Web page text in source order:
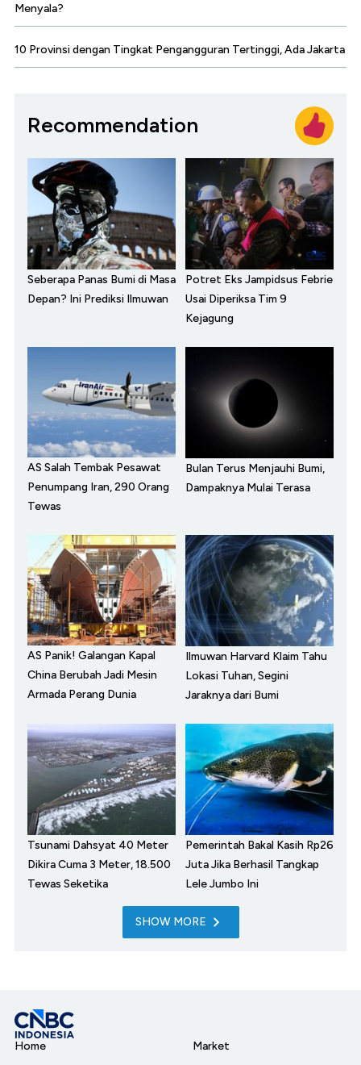
Menyala?
10 Provinsi dengan Tingkat Pengangguran Tertinggi, Ada Jakarta
Recommendation
Seberapa Panas Bumi di Masa
Depan? Ini Prediksi Ilmuwan
Potret Eks Jampidsus Febrie
Usai Diperiksa Tim 9
Kejagung
AS Salah Tembak Pesawat
Penumpang Iran, 290 Orang
Tewas
Bulan Terus Menjauhi Bumi,
Dampaknya Mulai Terasa
AS Panik! Galangan Kapal
China Berubah Jadi Mesin
Armada Perang Dunia
Ilmuwan Harvard Klaim Tahu
Lokasi Tuhan, Segini
Jaraknya dari Bumi
Tsunami Dahsyat 40 Meter
Dikira Cuma 3 Meter, 18.500
Tewas Seketika
Pemerintah Bakal Kasih Rp26
Juta Jika Berhasil Tangkap
Lele Jumbo Ini
SHOW MORE
Home
Market